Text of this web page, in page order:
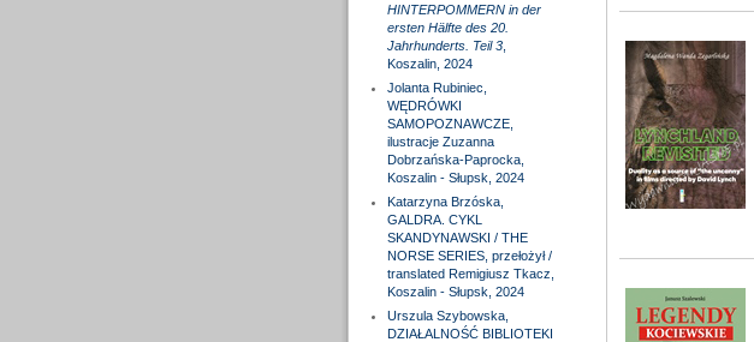
HINTERPOMMERN in der
ersten Hälfte des 20.
Jahrhunderts. Teil 3,
Koszalin, 2024
Jolanta Rubiniec,
WĘDRÓWKI
SAMOPOZNAWCZE,
ilustracje Zuzanna
Dobrzańska-Paprocka,
Koszalin - Słupsk, 2024
Katarzyna Brzóska,
GALDRA. CYKL
SKANDYNAWSKI / THE
NORSE SERIES, przełożył /
translated Remigiusz Tkacz,
Koszalin - Słupsk, 2024
Urszula Szybowska,
DZIAŁALNOŚĆ BIBLIOTEKI